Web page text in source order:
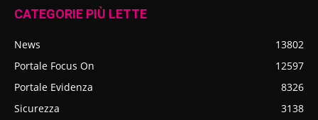
CATEGORIE PIÙ LETTE
News
13802
Portale Focus On
12597
Portale Evidenza
8326
Sicurezza
3138